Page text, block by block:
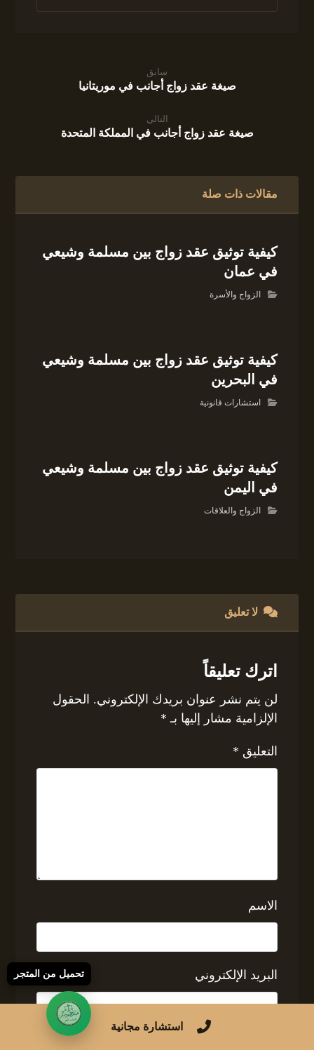
سابق
صيغة عقد زواج أجانب في موريتانيا
التالي
صيغة عقد زواج أجانب في المملكة المتحدة
مقالات ذات صلة
كيفية توثيق عقد زواج بين مسلمة وشيعي
في عمان
الزواج والأسرة
كيفية توثيق عقد زواج بين مسلمة وشيعي
في البحرين
استشارات قانونية
كيفية توثيق عقد زواج بين مسلمة وشيعي
في اليمن
الزواج والعلاقات
لا تعليق
اترك تعليقاً
لن يتم نشر عنوان بريدك الإلكتروني. الحقول
الإلزامية مشار إليها بـ *
التعليق *
الاسم
البريد الإلكتروني
استشارة مجانية
تحميل من المتجر